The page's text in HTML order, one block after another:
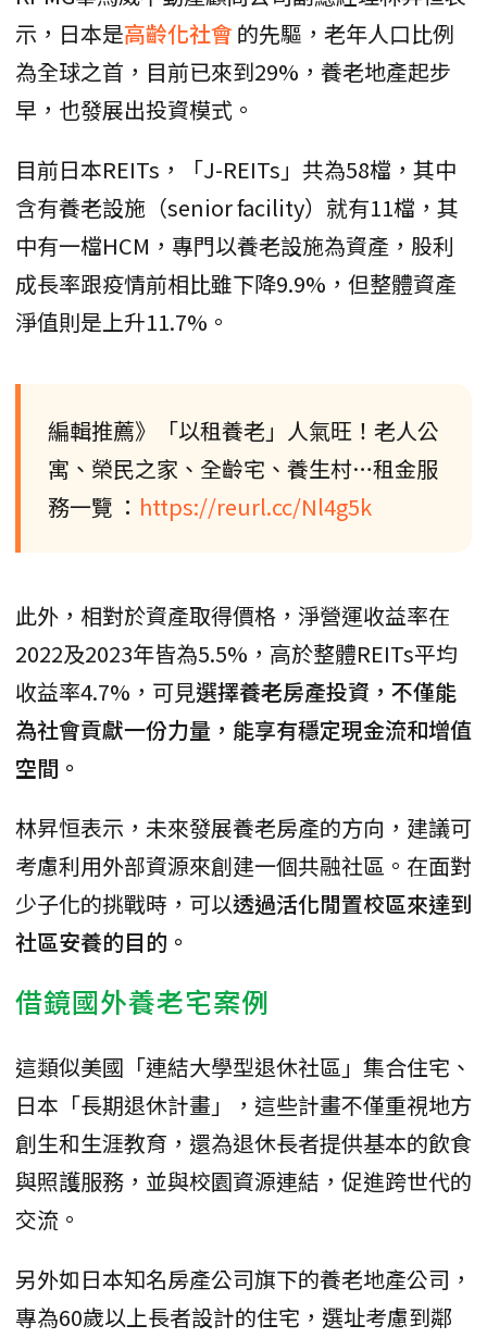
示，日本是高齡化社會的先驅，老年人口比例
為全球之首，目前已來到29%，養老地產起步
早，也發展出投資模式。
目前日本REITs，「J-REITs」共為58檔，其中
含有養老設施（senior facility）就有11檔，其
中有一檔HCM，專門以養老設施為資產，股利
成長率跟疫情前相比雖下降9.9%，但整體資產
淨值則是上升11.7%。
編輯推薦》「以租養老」人氣旺！老人公
寓、榮民之家、全齡宅、養生村…租金服
務一覽 ： https://reurl.cc/Nl4g5k
此外，相對於資產取得價格，淨營運收益率在
2022及2023年皆為5.5%，高於整體REITs平均
收益率4.7%，可見選擇養老房產投資，不僅能
為社會貢獻一份力量，能享有穩定現金流和增值
空間。
林昇恒表示，未來發展養老房產的方向，建議可
考慮利用外部資源來創建一個共融社區。在面對
少子化的挑戰時，可以透過活化閒置校區來達到
社區安養的目的。
借鏡國外養老宅案例
這類似美國「連結大學型退休社區」集合住宅、
日本「長期退休計畫」，這些計畫不僅重視地方
創生和生涯教育，還為退休長者提供基本的飲食
與照護服務，並與校園資源連結，促進跨世代的
交流。
另外如日本知名房產公司旗下的養老地產公司，
專為60歲以上長者設計的住宅，選址考慮到鄰